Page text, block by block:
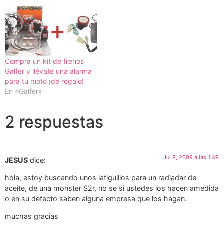
Compra un kit de frenos
Galfer y llévate una alarma
para tu moto ¡de regalo!
En «Galfer»
2 respuestas
JESUS dice: Jul 8, 2009 a las 1:49
hola, estoy buscando unos latiguillos para un radiadar de
aceite, de una monster S2r, no se si ustedes los hacen amedida
o en su defecto saben alguna empresa que los hagan.
muchas gracias